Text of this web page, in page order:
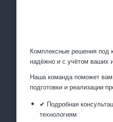
Комплексные решения под
надёжно и с учётом ваших
Наша команда поможет
подготовки и реализации
✔ Подробная
технологиям